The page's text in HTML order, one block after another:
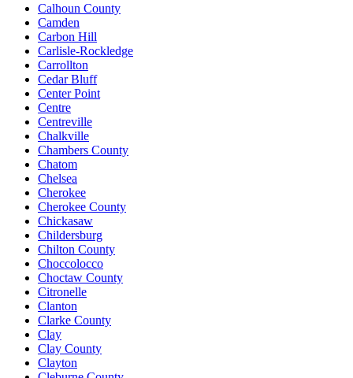
Calhoun County
Camden
Carbon Hill
Carlisle-Rockledge
Carrollton
Cedar Bluff
Center Point
Centre
Centreville
Chalkville
Chambers County
Chatom
Chelsea
Cherokee
Cherokee County
Chickasaw
Childersburg
Chilton County
Choccolocco
Choctaw County
Citronelle
Clanton
Clarke County
Clay
Clay County
Clayton